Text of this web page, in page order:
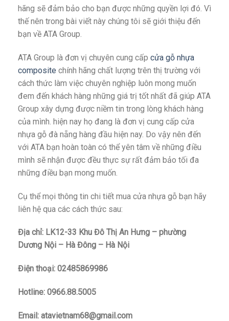
hãng sẽ đảm bảo cho bạn được những quyền lợi đó. Vì
thế nên trong bài viết này chúng tôi sẽ giới thiệu đến
bạn về ATA Group.
ATA Group là đơn vị chuyên cung cấp cửa gỗ nhựa
composite chính hãng chất lượng trên thị trường với
cách thức làm việc chuyên nghiệp luôn mong muốn
đem đến khách hàng những giá trị tốt nhất đã giúp ATA
Group xây dựng được niềm tin trong lòng khách hàng
của mình. hiện nay họ đang là đơn vị cung cấp cửa
nhựa gỗ đà nẵng hàng đầu hiện nay. Do vậy nên đến
với ATA bạn hoàn toàn có thể yên tâm về những điều
mình sẽ nhận được đều thực sự rất đảm bảo tối đa
những điều bạn mong muốn.
Cụ thể mọi thông tin chi tiết mua cửa nhựa gỗ bạn hãy
liên hệ qua các cách thức sau:
Địa chỉ: LK12-33 Khu Đô Thị An Hưng – phường
Dương Nội – Hà Đông – Hà Nội
Điện thoại: 02485869986
Hotline: 0966.88.5005
Email: atavietnam68@gmail.com